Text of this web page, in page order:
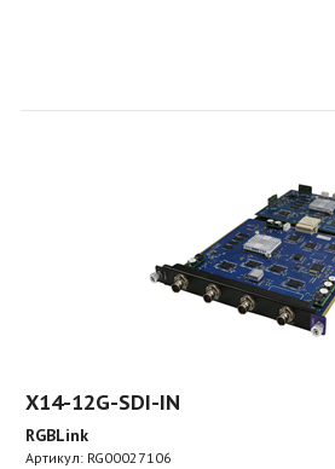
X14-12G-SDI-IN
RGBLink
Артикул: RG00027106